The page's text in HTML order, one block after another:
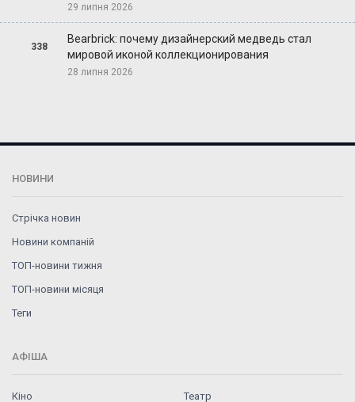
29 липня 2026
338
Bearbrick: почему дизайнерский медведь стал
мировой иконой коллекционирования
28 липня 2026
НОВИНИ
Стрічка новин
Новини компаній
ТОП-новини тижня
ТОП-новини місяця
Теги
АФІША
Кіно
Театр